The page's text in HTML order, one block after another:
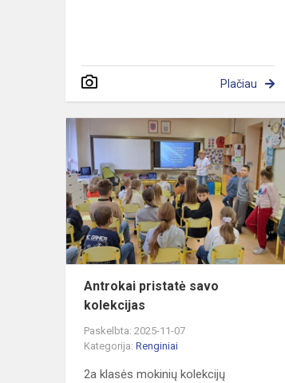
Plačiau
Antrokai pristatė savo
kolekcijas
Paskelbta: 2025-11-07
Kategorija: Renginiai
2a klasės mokinių kolekcijų